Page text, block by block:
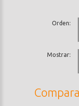
Orden:
Mostrar: